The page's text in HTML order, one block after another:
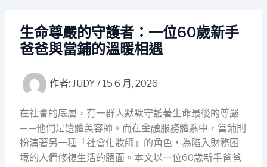
生命尊嚴的守護者：一位60歲新手
爸爸與當鋪的溫暖相遇
作者: JUDY /15 6 月, 2026
在社會的底層，有一群人默默守護著生命最後的尊嚴
——他們是遺體美容師。而在金融服務體系中，當鋪則
扮演著另一種「社會化妝師」的角色，為陷入財務困
境的人們修復生活的體面。本文以一位60歲新手爸爸